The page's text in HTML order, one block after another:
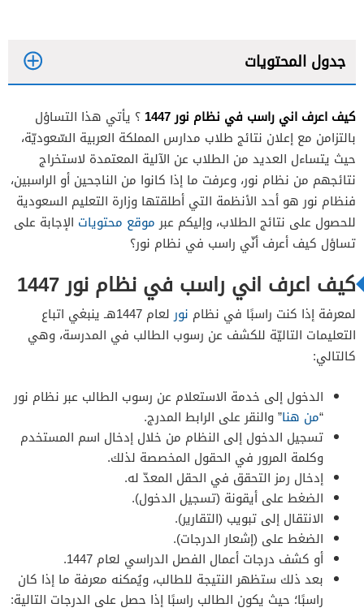
جدول المحتويات
كيف اعرف اني راسب في نظام نور 1447
؟ يأتي هذا التساؤل
بالتزامن مع إعلان نتائج طلاب مدارس المملكة العربية السّعوديّة،
حيث يتساءل العديد من الطلاب عن الآلية المعتمدة لاستخراج
نتائجهم من نظام نور، وعرفت ما إذا كانوا من الناجحين أو الراسبين،
فنظام نور هو أحد الأنظمة التي أطلقتها وزارة التعليم السعودية
للحصول على نتائج الطلاب، وإليكم عبرموقع محتويات الإجابة على
تساؤل كيف أعرف أنّي راسب في نظام نور؟
كيف اعرف اني راسب في نظام نور 1447
لمعرفة إذا كنت راسبًا في نظام نور
لعام 1447هـ ينبغي اتباع
التعليمات التاليّة للكشف عن رسوب الطالب في المدرسة، وهي
كالتالي:
الدخول إلى خدمة الاستعلام عن رسوب الطالب عبر نظام نور
“من هنا” والنقر على الرابط المدرج.
تسجيل الدخول إلى النظام من خلال إدخال اسم المستخدم
وكلمة المرور في الحقول المخصصة لذلك.
إدخال رمز التحقق في الحقل المعدّ له.
الضغط على أيقونة (تسجيل الدخول).
الانتقال إلى تبويب (التقارير).
الضغط على (إشعار الدرجات).
أو كشف درجات أعمال الفصل الدراسي لعام 1447.
بعد ذلك ستظهر النتيجة للطالب، ويُمكنه معرفة ما إذا كان
راسبًا؛ حيث يكون الطالب راسبًا إذا حصل على الدرجات التالية: